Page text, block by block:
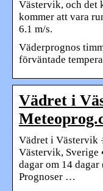
Västervik, och det
kommer att vara
6.1 m/s.
Väderprognos
förväntade
Vädret i
Vädret i Västervik
Västervik, Sverige
dagar om 14
Prognoser …